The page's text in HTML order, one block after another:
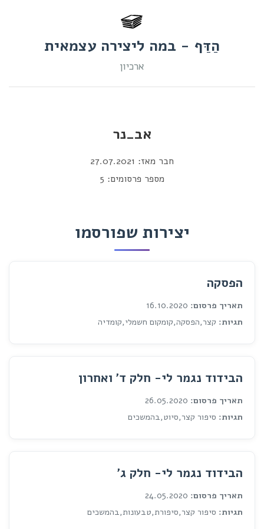
הַדַּף - במה ליצירה עצמאית
ארכיון
אב_נר
חבר מאז: 27.07.2021
מספר פרסומים: 5
יצירות שפורסמו
הפסקה
תאריך פרסום:
תגיות: קצר,הפסקה,קומקום חשמלי,קומדיה
הבידוד נגמר לי- חלק ד׳ ואחרון
תאריך פרסום:
תגיות: סיפור קצר,סיוט,בהמשכים
הבידוד נגמר לי- חלק ג׳
תאריך פרסום:
תגיות: סיפור קצר,סיפורת,טבעונות,בהמשכים